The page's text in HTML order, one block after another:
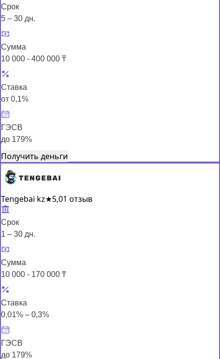
Срок
5 – 30 дн.
Сумма
10 000 - 400 000 ₸
Ставка
от 0,1%
ГЭСВ
до 179%
Получить деньги
Tengebai kz★5,01 отзыв
Срок
1 – 30 дн.
Сумма
10 000 - 170 000 ₸
Ставка
0,01% – 0,3%
ГЭСВ
до 179%